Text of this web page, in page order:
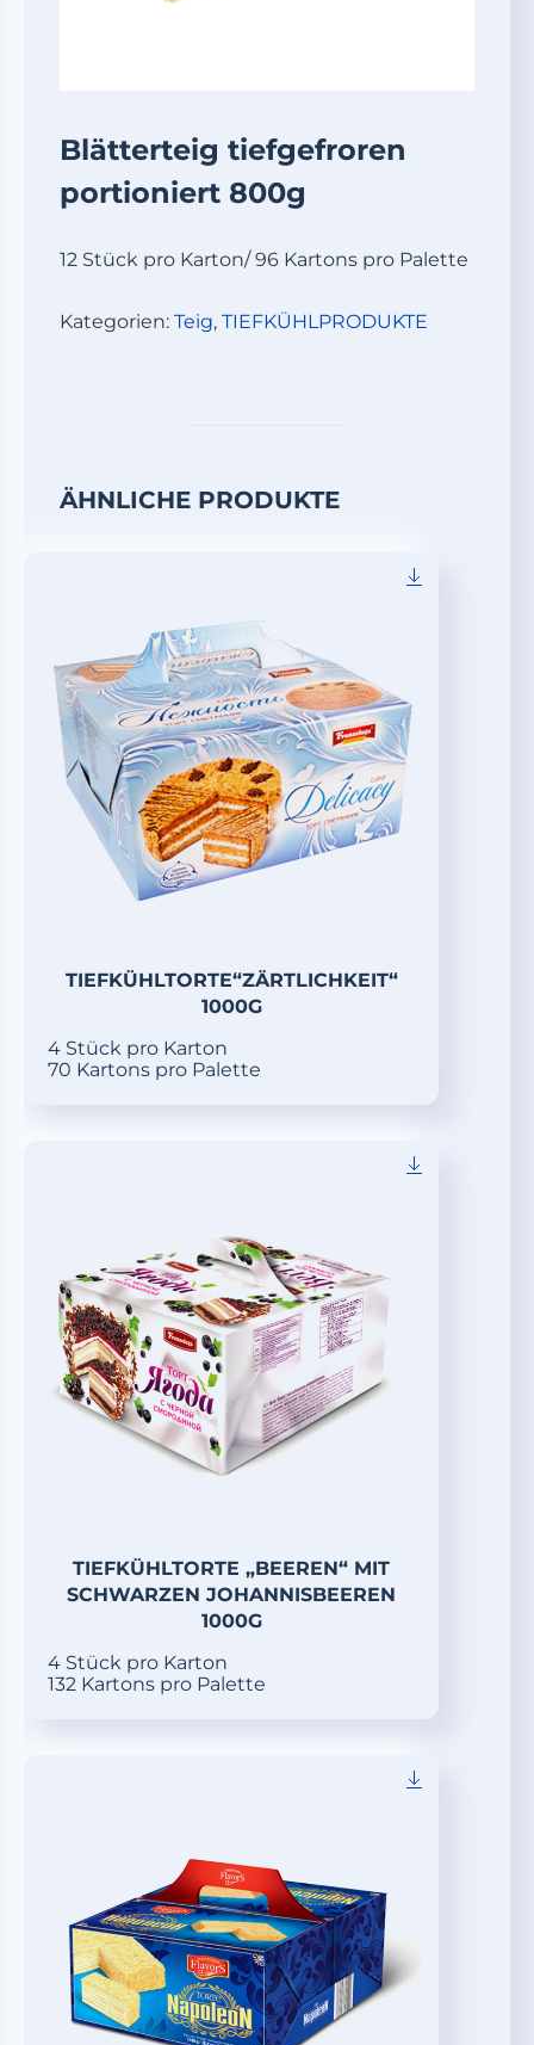
Blätterteig tiefgefroren
portioniert 800g
12 Stück pro Karton/ 96 Kartons pro Palette
Kategorien: Teig, TIEFKÜHLPRODUKTE
ÄHNLICHE PRODUKTE
TIEFKÜHLTORTE“ZÄRTLICHKEIT“
1000G
4 Stück pro Karton
70 Kartons pro Palette
TIEFKÜHLTORTE „BEEREN“ MIT
SCHWARZEN JOHANNISBEEREN
1000G
4 Stück pro Karton
132 Kartons pro Palette